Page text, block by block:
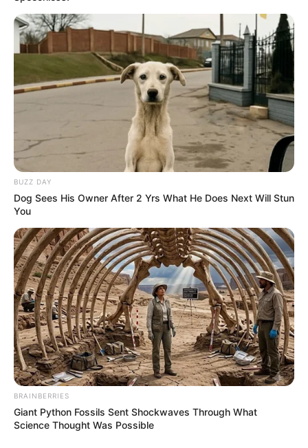
BUZZ DAY
Dog Sees His Owner After 2 Yrs What He Does Next Will Stun
You
BRAINBERRIES
Giant Python Fossils Sent Shockwaves Through What
Science Thought Was Possible